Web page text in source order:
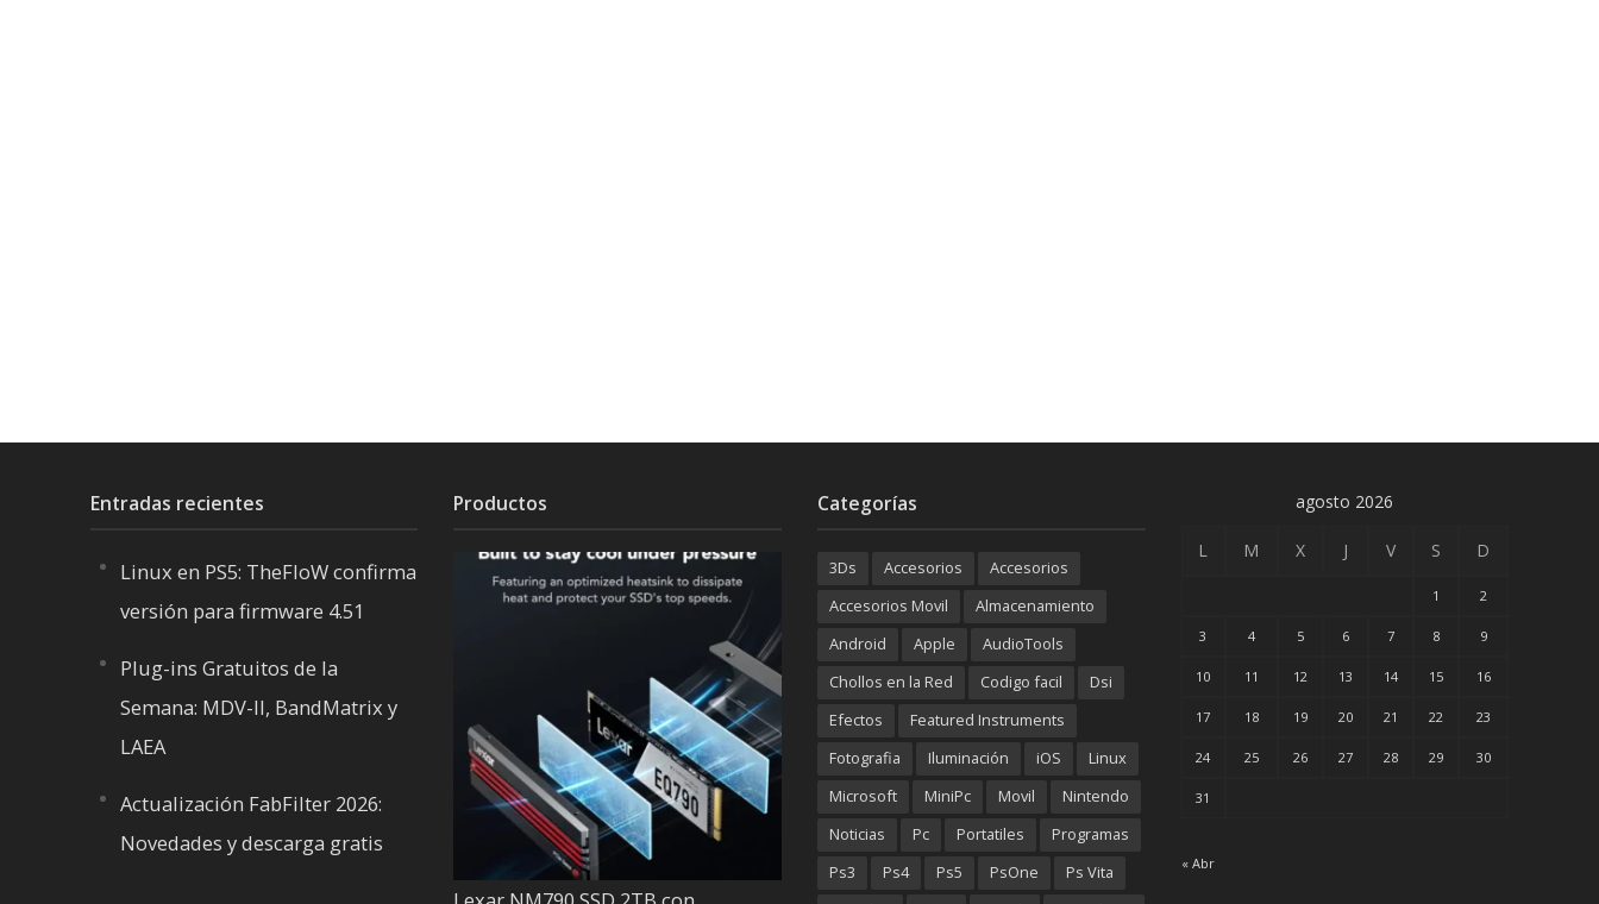
Entradas recientes
Linux en PS5: TheFloW confirma
versión para firmware 4.51
Plug-ins Gratuitos de la
Semana: MDV-II, BandMatrix y
LAEA
Actualización FabFilter 2026:
Novedades y descarga gratis
Productos Categorías
3Ds Accesorios
Accesorios
Accesorios Movil
Almacenamiento
Android
Apple
AudioTools
Chollos en la Red
Codigo facil
Dsi
Efectos
Featured Instruments
Fotografia
Iluminación iOS
Linux
Microsoft
MiniPc Movil
Nintendo
Noticias
Pc Portatiles
Programas
Ps3
Ps4 Ps5 PsOne
Ps Vita
agosto 2026
L M X J V S D
1 2
3 4 5 6 7 8 9
10 11 12 13 14 15 16
17 18 19 20 21 22 23
24 25 26 27 28 29 30
31
« Abr